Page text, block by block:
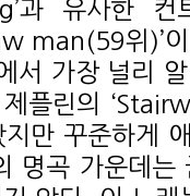
과 유사한 컨
man(59위)’
서 가장 널리
플린의
만 꾸준하게
명곡 가운데는